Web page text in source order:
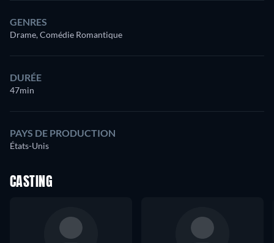
GENRES
Drame, Comédie Romantique
DURÉE
47min
PAYS DE PRODUCTION
États-Unis
CASTING